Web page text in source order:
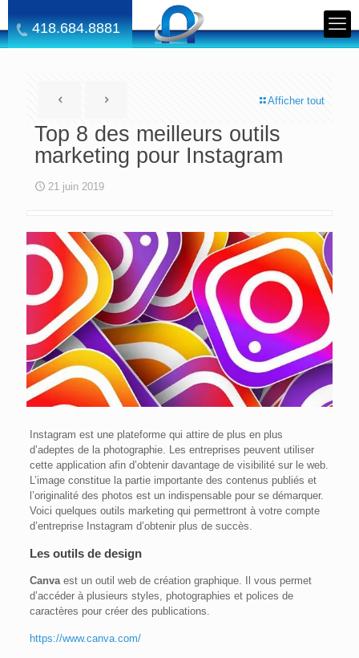
418.684.8881
Afficher tout
Top 8 des meilleurs outils
marketing pour Instagram
21 juin 2019
Instagram est une plateforme qui attire de plus en plus
d’adeptes de la photographie. Les entreprises peuvent utiliser
cette application afin d’obtenir davantage de visibilité sur le web.
L’image constitue la partie importante des contenus publiés et
l’originalité des photos est un indispensable pour se démarquer.
Voici quelques outils marketing qui permettront à votre compte
d’entreprise Instagram d’obtenir plus de succès.
Les outils de design
Canvaest un outil web de création graphique. Il vous permet
d’accéder à plusieurs styles, photographies et polices de
caractères pour créer des publications.
https://www.canva.com/